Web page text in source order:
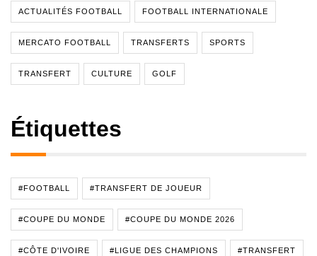
ACTUALITÉS FOOTBALL FOOTBALL INTERNATIONALE
MERCATO FOOTBALL TRANSFERTS SPORTS
TRANSFERT CULTURE GOLF
Étiquettes
#FOOTBALL #TRANSFERT DE JOUEUR
#COUPE DU MONDE #COUPE DU MONDE 2026
#CÔTE D'IVOIRE #LIGUE DES CHAMPIONS #TRANSFERT